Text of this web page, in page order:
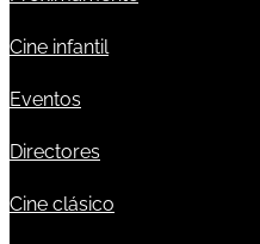
Cine infantil
Eventos
Directores
Cine clásico